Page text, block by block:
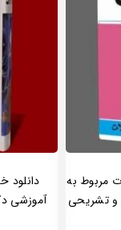
مربوط به
و تشریحی
دانلود